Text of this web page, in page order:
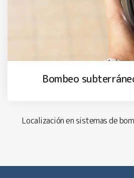
Bombeo
Localización en sistemas de